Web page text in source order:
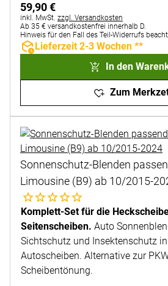
59,90€
Steuerhinweis:
inkl. MwSt. zzgl. Versandkosten
Ab 35 € versandkostenfrei innerhalb D.
Hinweis für den Fall des Teil-Widerrufs
Lieferzeit 2-3 Wochen **
In den
Zum
Sonnenschutz-Blenden
Limousine (B9) ab 10/2015-
Noch keine Bewertungen
Komplett-Set für die
Seitenscheiben. Auto
Sichtschutz und Insektenschutz
Autoscheiben. Alternative zur
Scheibentönung.